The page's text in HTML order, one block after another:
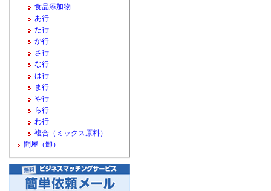
食品添加物
あ行
た行
か行
さ行
な行
は行
ま行
や行
ら行
わ行
複合（ミックス原料）
問屋（卸）